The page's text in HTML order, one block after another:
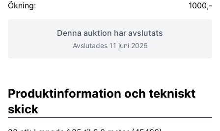
Ökning:
1000,-
Denna auktion har avslutats
Avslutades 11 juni 2026
Produktinformation och tekniskt
skick